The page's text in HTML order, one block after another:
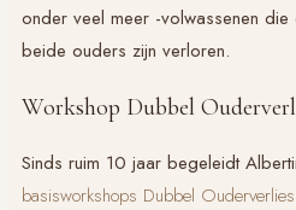
onder veel meer -volwassenen
beide ouders zijn verloren.
Workshop Dubbel
Sinds ruim 10 jaar begeleidt
basisworkshops Dubbel Ouderverlies